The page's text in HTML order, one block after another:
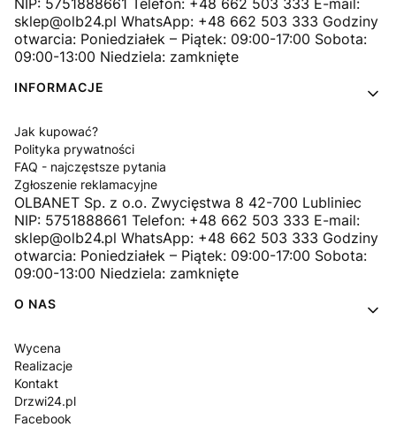
sklep@olb24.pl WhatsApp: +48 662 503 333 Godziny
otwarcia: Poniedziałek – Piątek: 09:00-17:00 Sobota:
09:00-13:00 Niedziela: zamknięte
INFORMACJE
Jak kupować?
Polityka prywatności
FAQ - najczęstsze pytania
Zgłoszenie reklamacyjne
OLBANET Sp. z o.o. Zwycięstwa 8 42-700 Lubliniec
NIP: 5751888661 Telefon: +48 662 503 333 E-mail:
sklep@olb24.pl WhatsApp: +48 662 503 333 Godziny
otwarcia: Poniedziałek – Piątek: 09:00-17:00 Sobota:
09:00-13:00 Niedziela: zamknięte
O NAS
Wycena
Realizacje
Kontakt
Drzwi24.pl
Facebook